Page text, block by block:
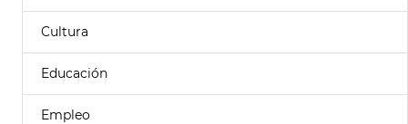
Cultura
Educación
Empleo